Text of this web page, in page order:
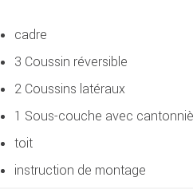
cadre
3 Coussin réversible
2 Coussins latéraux
1 Sous-couche avec
toit
instruction de montage